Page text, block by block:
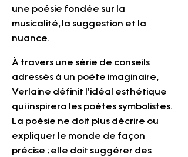
une poésie fondée sur la
musicalité, la suggestion et la
nuance.
À travers une série de conseils
adressés à un poète imaginaire,
Verlaine définit l'idéal esthétique
qui inspirera les poètes symbolistes.
La poésie ne doit plus décrire ou
expliquer le monde de façon
précise ; elle doit suggérer des